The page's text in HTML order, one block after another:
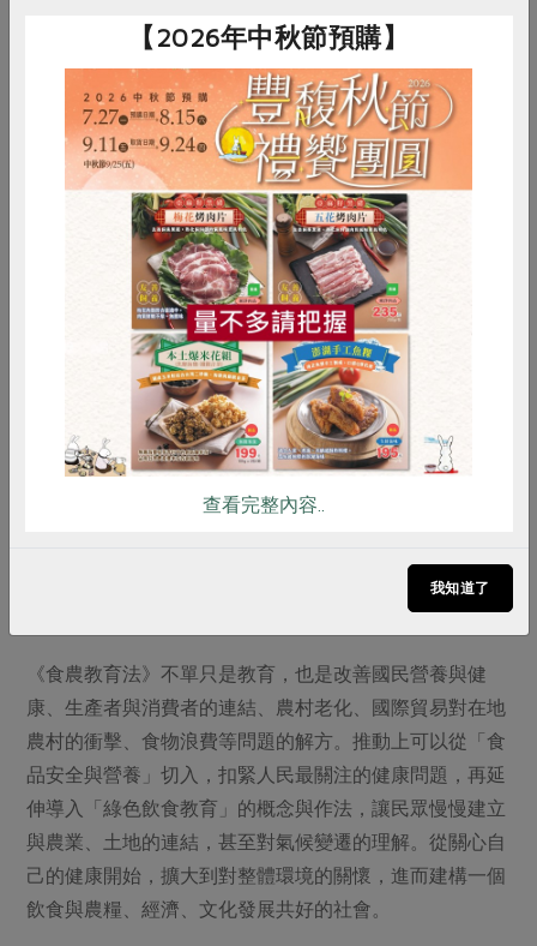
終身學習 培養對農業與
永續的關懷
《食農教育法》是以教育為方法，透過終身學習，讓民眾
了解食物、環境與農業安全議題均環環相扣，藉此厚植民
眾食農素養，讓消費力成為我國農業結構轉型與問題解方
的支持與後盾。以提升糧食自給率為例，解方可以是減少
依賴國外農產品，提昇台灣本土農產品的供給質量，而這
需要國人的大力支持，同時也需要正視農村人力不足與勞
動力老化等問題。再深入說明，市場消費價值影響農夫的
地消、重視食物的安全營養甚於外表，都是支持台灣糧食
安全生產的方法，也才能藉由消費改變農業環境。
《食農教育法》不單只是教育，也是改善國民營養與健
康、生產者與消費者的連結、農村老化、國際貿易對在地
農村的衝擊、食物浪費等問題的解方。推動上可以從「食
品安全與營養」切入，扣緊人民最關注的健康問題，再延
伸導入「綠色飲食教育」的概念與作法，讓民眾慢慢建立
與農業、土地的連結，甚至對氣候變遷的理解。從關心自
己的健康開始，擴大到對整體環境的關懷，進而建構一個
飲食與農糧、經濟、文化發展共好的社會。
RPET 食譜 減硝酸鹽
雞蛋 食安 共同購買
【2026年中秋節預購】
查看完整內容..
我知道了